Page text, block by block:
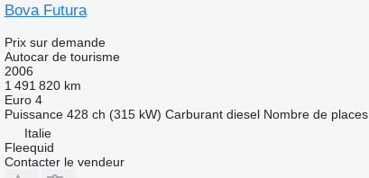
Bova Futura
Prix sur demande
Autocar de tourisme
2006
1 491 820 km
Euro 4
Puissance 428 ch (315 kW) Carburant diesel Nombre de places
Italie
Fleequid
Contacter le vendeur